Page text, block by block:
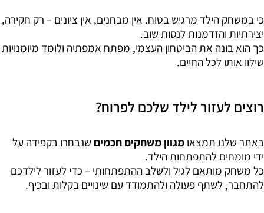
כי במשחק הילד מרגיש בטוח. אין מבחנים, אין ציונים – רק חקירה,
יצירתיות והזדמנות לנסות שוב.
כך הוא בונה את הביטחון העצמי, מפתח אמפתיה ולומד מיומנויות
שילוו אותו לכל החיים.
רוצים לעזור לילד שלכם לפרוח?
באתר שלנו תמצאו מגוון משחקים חכמים שנבחרו בקפידה על
ידי מומחים להתפתחות הילד.
כל משחק מותאם לגיל ולשלב ההתפתחותי – כדי לעזור לילדכם
להתחבר, לשתף פעולה ולהתמודד עם שינויים בקלות ובכיף.